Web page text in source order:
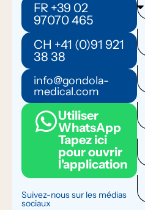
FR +39 02
97070 465
CH +41 (0)91 921
38 38
info@gondola-
medical.com
Utiliser
WhatsApp
Tapez ici
pour ouvrir
l'application
Suivez-nous sur les médias
sociaux